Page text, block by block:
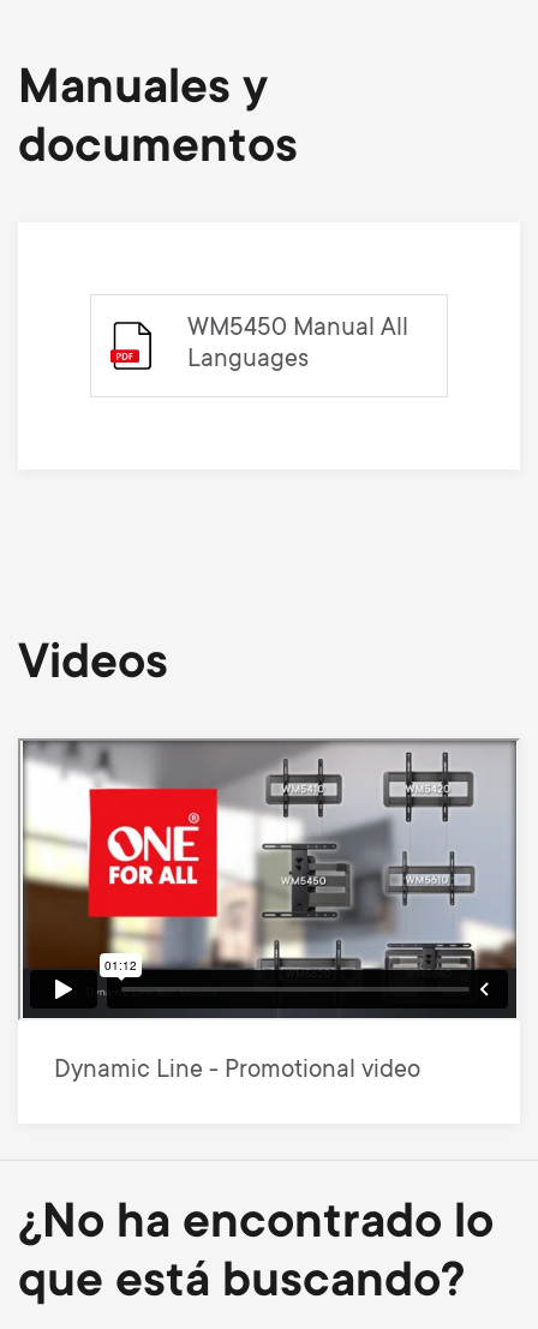
Manuales y
documentos
WM5450 Manual All
Languages
Videos
Dynamic Line - Promotional video
¿No ha encontrado lo
que está buscando?